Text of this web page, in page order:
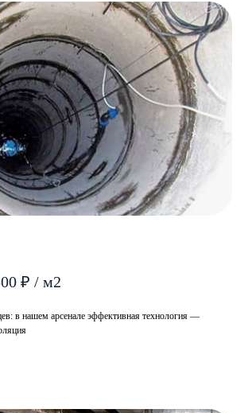
₽ / м2
в нашем арсенале эффективная технология —